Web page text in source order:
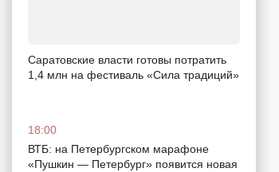
Саратовские власти готовы потратить
1,4 млн на фестиваль «Сила традиций»
18:00
ВТБ: на Петербургском марафоне
«Пушкин — Петербург» появится новая